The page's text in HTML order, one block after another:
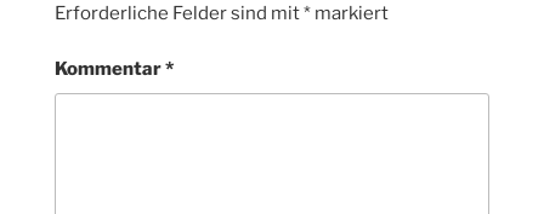
Erforderliche Felder sind mit* markiert
Kommentar*